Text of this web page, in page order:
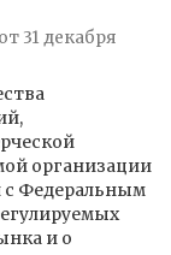
от 31 декабря
организации
с Федеральным
и о